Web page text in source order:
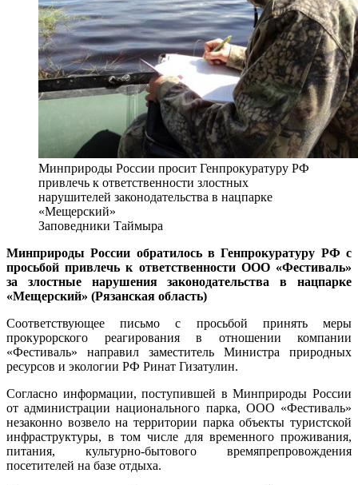
Минприроды России просит Генпрокуратуру РФ
привлечь к ответственности злостных
нарушителей законодательства в нацпарке
«Мещерский»
Заповедники Таймыра
Минприроды России обратилось в Генпрокуратуру РФ с
просьбой привлечь к ответственности ООО «Фестиваль»
за злостные нарушения законодательства в нацпарке
«Мещерский» (Рязанская область)
Соответствующее письмо с просьбой принять меры
прокурорского реагирования в отношении компании
«Фестиваль» направил заместитель Министра природных
ресурсов и экологии РФ Ринат Гизатулин.
Согласно информации, поступившей в Минприроды России
от администрации национального парка, ООО «Фестиваль»
незаконно возвело на территории парка объекты туристской
инфраструктуры, в том числе для временного проживания,
питания, культурно-бытового времяпрепровождения
посетителей на базе отдыха.